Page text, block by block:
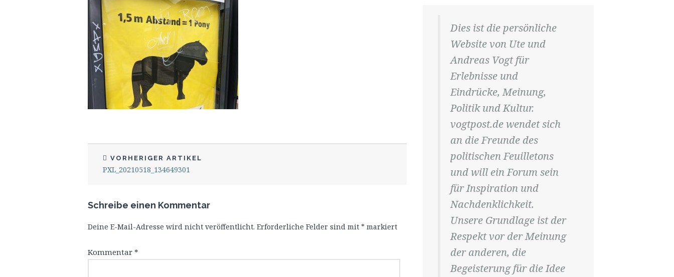
VORHERIGER ARTIKEL
PXL_20210518_134649301
Schreibe einen Kommentar
Deine E-Mail-Adresse wird nicht veröffentlicht. Erforderliche Felder sind mit * markiert
Kommentar *
Dies ist die persönliche
Website von Ute und
Andreas Vogt für
Erlebnisse und
Eindrücke, Meinung,
Politik und Kultur.
vogtpost.de wendet sich
an die Freunde des
politischen Feuilletons
und will ein Forum sein
für Inspiration und
Nachdenklichkeit.
Unsere Grundlage ist der
Respekt vor der Meinung
der anderen, die
Begeisterung für die Idee